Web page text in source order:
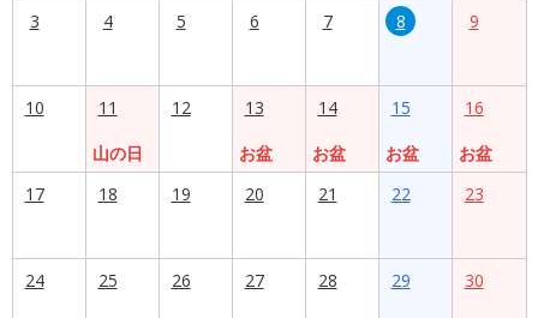
3 4 5 6 7 8 9
10
11
山の日
12
13
お盆
14
お盆
15
お盆
16
お盆
17
18 19 20 21 22 23
24 25 26 27 28 29 30